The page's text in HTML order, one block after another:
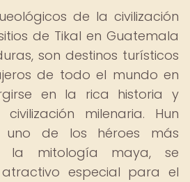
de la civilización
de Tikal en Guatemala
son destinos turísticos
de todo el mundo en
en la rica historia y
milenaria. Hun
uno de los héroes más
la mitología maya, se
especial para el